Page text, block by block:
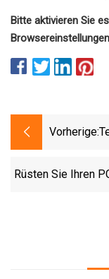
Bitte aktivieren Sie
Vorherige:
Rüsten Sie Ihren